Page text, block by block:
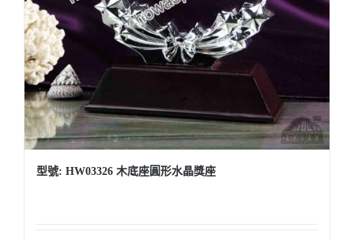
型號: HW03326 木底座圓形水晶獎座